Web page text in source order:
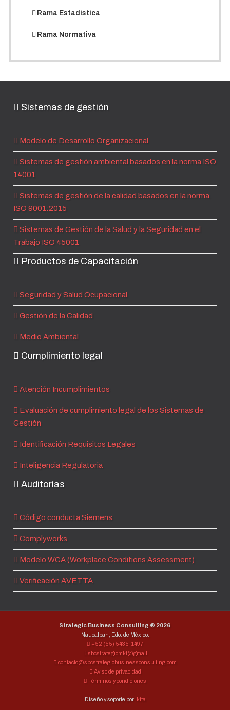
Rama Estadística
Rama Normativa
Sistemas de gestión
Modelo de Desarrollo Organizacional
Sistemas de gestión ambiental basados en la norma ISO
14001
Sistemas de gestión de la calidad basados en la norma
ISO 9001:2015
Sistemas de Gestión de la Salud y la Seguridad en el
Trabajo ISO 45001
Productos de Capacitación
Seguridad y Salud Ocupacional
Gestión de la Calidad
Medio Ambiental
Cumplimiento legal
Atención Incumplimientos
Evaluación de cumplimiento legal de los Sistemas de
Gestión
Identificación Requisitos Legales
Inteligencia Regulatoria
Auditorías
Código conducta Siemens
Complyworks
Modelo WCA (Workplace Conditions Assessment)
Verificación AVETTA
Strategic Business Consulting ® 2026
Naucalpan, Edo. de México.
+52 (55) 5435-1497
sbcstrategicmkt@gmail
contacto@sbcstrategicbusinessconsulting.com
Aviso de privacidad
Términos y condiciones
Diseño y soporte por Ikita